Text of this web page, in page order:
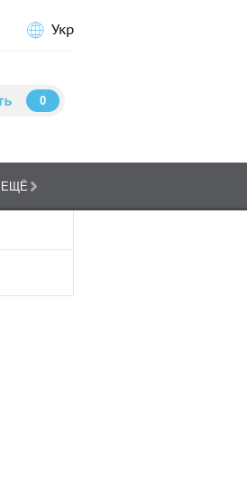
Укр
0
ЕЩЁ